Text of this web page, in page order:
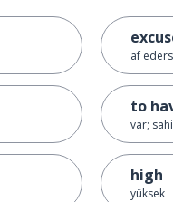
af
to
var;
high
yüksek